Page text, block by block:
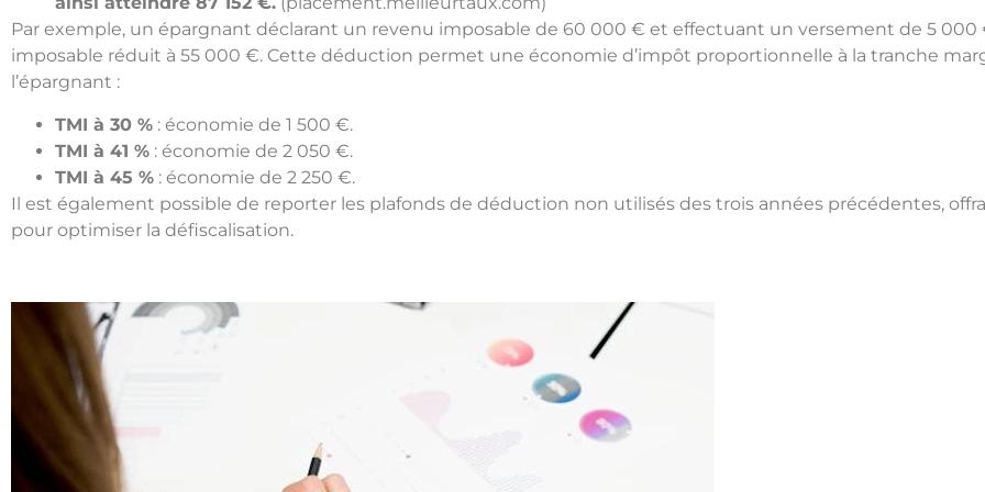
Par exemple, un épargnant déclarant un revenu imposable de 60 000 € et effectuant un versement de 5 000
imposable réduit à 55 000 €. Cette déduction permet une économie d’impôt proportionnelle à la tranche
l’épargnant :
TMI à 30 % : économie de 1 500 €.
TMI à 41 % : économie de 2 050 €.
TMI à 45 % : économie de 2 250 €.
Il est également possible de reporter les plafonds de déduction non utilisés des trois années précédentes,
pour optimiser la défiscalisation.